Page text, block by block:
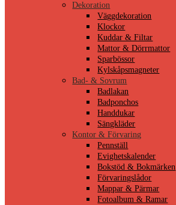
Dekoration
Väggdekoration
Klockor
Kuddar & Filtar
Mattor & Dörrmattor
Sparbössor
Kylskåpsmagneter
Bad- & Sovrum
Badlakan
Badponchos
Handdukar
Sängkläder
Kontor & Förvaring
Pennställ
Evighetskalender
Bokstöd & Bokmärken
Förvaringslådor
Mappar & Pärmar
Fotoalbum & Ramar